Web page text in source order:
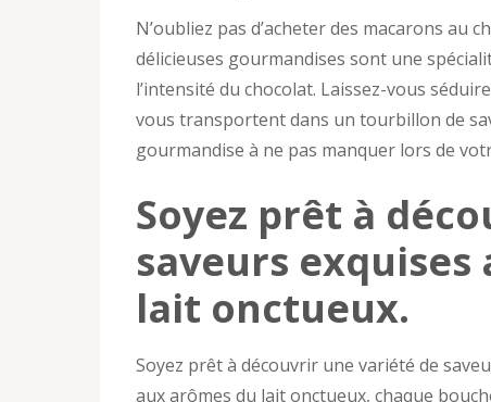
N’oubliez pas d’acheter des macarons au
délicieuses gourmandises sont une
l’intensité du chocolat. Laissez-vous
vous transportent dans un tourbillon de
gourmandise à ne pas manquer lors de
Soyez prêt à
saveurs
lait onctueux.
Soyez prêt à découvrir une variété de
aux arômes du lait onctueux, chaque